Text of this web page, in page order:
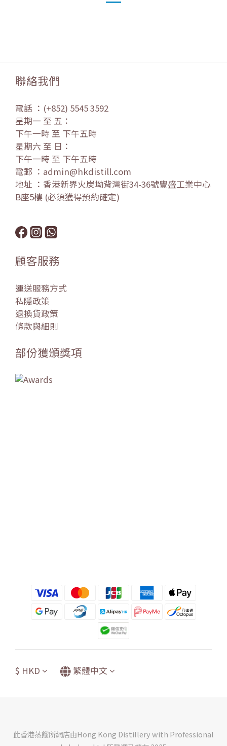
聯絡我們
電話 ：(+852) 5545 3592
星期一 至 五：
下午一時 至 下午五時
星期六 至 日：
下午一時 至 下午五時
電郵 ：admin@hkdistill.com
地址 ：香港新界火炭坳背灣街34-36號豐盛工業中心
B座5樓 (必須獲得預約確定)
顧客服務
運送服務方式
私隱政策
退換貨政策
條款與細則
部份獲頒獎項
$ HKD 繁體中文
此香港蒸餾所網店由Hong Kong Distillery with Professional